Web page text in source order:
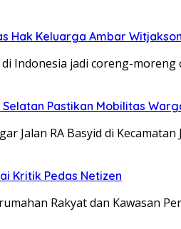
Hak Keluarga Ambar
Indonesia jadi coreng-
Pastikan Mobilitas
Jalan RA Basyid di
Kritik Pedas Netizen
Rakyat dan Kawasan